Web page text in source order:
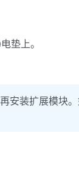
垫上。
安装扩展模块